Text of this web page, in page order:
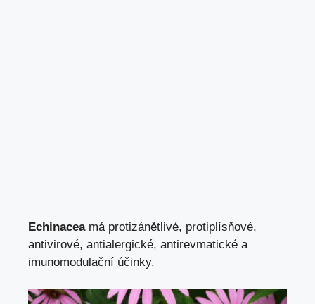
Echinaceamá protizánětlivé, protiplísňové,
antivirové, antialergické, antirevmatické a
imunomodulační účinky.